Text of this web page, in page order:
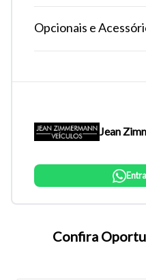
Tamanho do texto
Opcionais e
Jean
Confira